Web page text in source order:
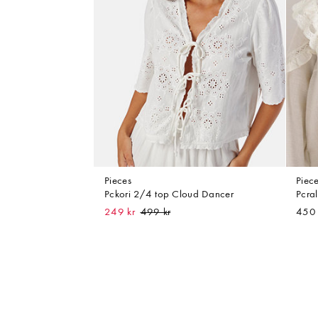
Pieces
Pckori 2/4 top Cloud Dancer
249 kr
450